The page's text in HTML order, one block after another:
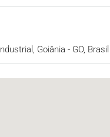
Goiânia - GO, Brasil